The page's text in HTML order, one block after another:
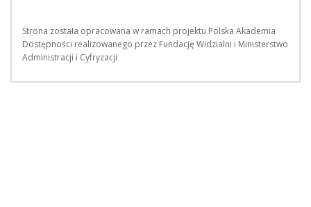
Strona została opracowana w ramach projektu Polska Akademia
Dostępności realizowanego przez Fundację Widzialni i Ministerstwo
Administracji i Cyfryzacji